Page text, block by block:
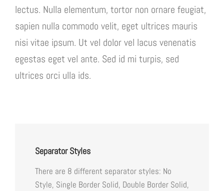
lectus. Nulla elementum, tortor non ornare feugiat,
sapien nulla commodo velit, eget ultrices mauris
nisi vitae ipsum. Ut vel dolor vel lacus venenatis
egestas eget vel ante. Sed id mi turpis, sed
ultrices orci ulla ids.
Separator Styles
There are 8 different separator styles: No
Style, Single Border Solid, Double Border Solid,